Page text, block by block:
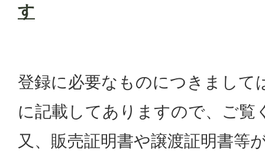
す
登録に必要なものにつきまして
に記載してありますので、ご覧
又、販売証明書や譲渡証明書等